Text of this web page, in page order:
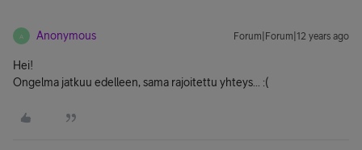
A Anonymous Forum|Forum|12 years ago
Hei!
Ongelma jatkuu edelleen, sama rajoitettu yhteys... :(